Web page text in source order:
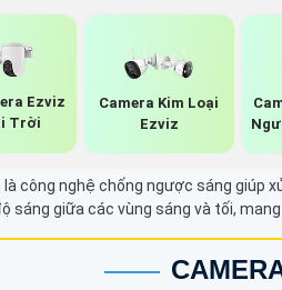
Ezviz
Trời
Camera Kim Loại
Ezviz
là công nghệ chống ngược sáng
sáng giữa các vùng sáng và tối,